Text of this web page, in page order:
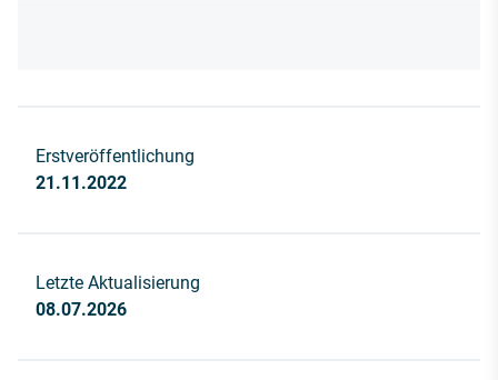
Erstveröffentlichung
21.11.2022
Letzte Aktualisierung
08.07.2026